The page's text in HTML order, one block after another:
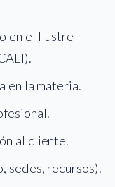
en el Ilustre
en la materia.
al cliente.
sedes, recursos).